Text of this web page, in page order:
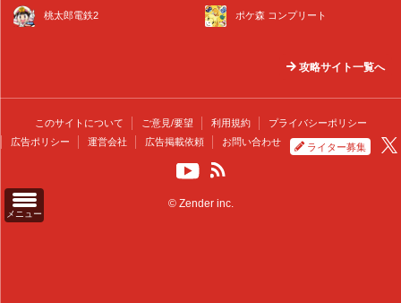
メニュー
桃太郎電鉄2 ポケ森 コンプリート
攻略サイト一覧へ
このサイトについて ご意見/要望 利用規約
プライバシーポリシー
広告ポリシー
運営会社 広告掲載依頼 お問い合わせ ライター募集
© Zender inc.